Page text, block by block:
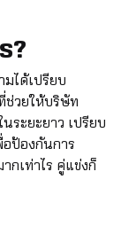
?
ได้เปรียบ
วยให้บริษัท
ระยะยาว เปรียบ
ป้องกันการ
กเท่าไร คู่แข่งก็